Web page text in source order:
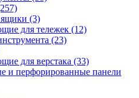
(3)
для тележек (12)
(23)
для верстака (33)
и перфорированные панели